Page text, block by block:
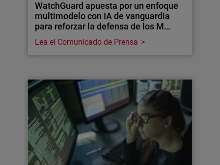
WatchGuard apuesta por un enfoque
multimodelo con IA de vanguardia
para reforzar la defensa de los M…
Lea el Comunicado de Prensa